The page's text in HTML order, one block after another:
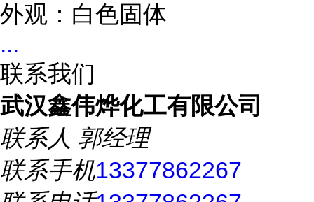
外观：白色固体
...
联系我们
武汉鑫伟烨化工有限公司
联系人 郭经理
联系手机13377862267